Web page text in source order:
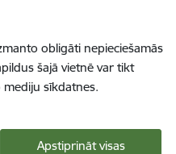
obligāti nepieciešamās
šajā vietnē var tikt
sīkdatnes.
Apstiprināt visas